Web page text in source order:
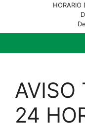
HORARIO
AVISO
24